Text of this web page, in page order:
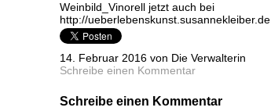
Weinbild_Vinorell jetzt auch bei
http://ueberlebenskunst.susannekleiber.de
14. Februar 2016 von Die Verwalterin
Schreibe einen Kommentar
Schreibe einen Kommentar